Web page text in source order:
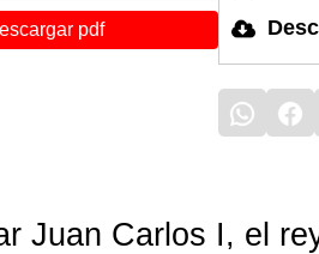
pdf
Juan Carlos I, el